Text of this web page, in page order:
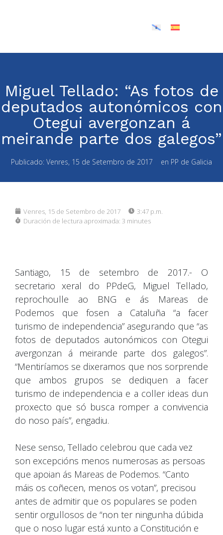
Miguel Tellado: “As fotos de
deputados autonómicos con
Otegui avergonzan á
meirande parte dos galegos”
Publicado: Venres, 15 de Setembro de 2017 en PP de Galicia
Venres, 15 de Setembro de 2017
3:47 p.m.
Duración de lectura aproximada: 3 minutes
Santiago, 15 de setembro de 2017.- O
secretario xeral do PPdeG, Miguel Tellado,
reprochoulle ao BNG e ás Mareas de
Podemos que fosen a Cataluña “a facer
turismo de independencia” asegurando que “as
fotos de deputados autonómicos con Otegui
avergonzan á meirande parte dos galegos”.
“Mentiríamos se dixeramos que nos sorprende
que ambos grupos se dediquen a facer
turismo de independencia e a coller ideas dun
proxecto que só busca romper a convivencia
do noso país”, engadiu.
Nese senso, Tellado celebrou que cada vez
son excepcións menos numerosas as persoas
que apoian ás Mareas de Podemos. “Canto
máis os coñecen, menos os votan”, precisou
antes de admitir que os populares se poden
sentir orgullosos de “non ter ningunha dúbida
que o noso lugar está xunto a Constitución e